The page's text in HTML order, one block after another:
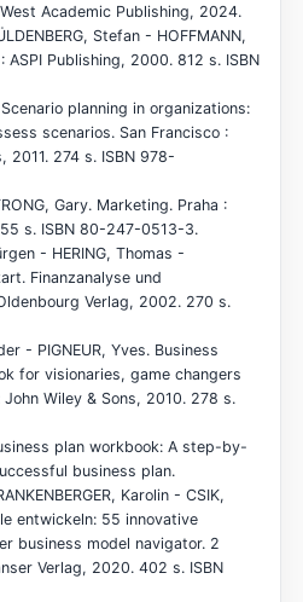
Academic Publishing, 2024.
Stefan - HOFFMANN,
ASPI Publishing, 2000. 812 s. ISBN
planning in organizations:
scenarios. San Francisco :
2011. 274 s. ISBN 978-
Gary. Marketing. Praha :
s. ISBN 80-247-0513-3.
- HERING, Thomas -
Finanzanalyse und
Verlag, 2002. 270 s.
- PIGNEUR, Yves. Business
for visionaries, game changers
Wiley & Sons, 2010. 278 s.
plan workbook: A step-by-
business plan.
Karolin - CSIK,
entwickeln: 55 innovative
business model navigator. 2
Verlag, 2020. 402 s. ISBN